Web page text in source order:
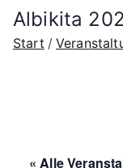
Albikita
Start
« Alle